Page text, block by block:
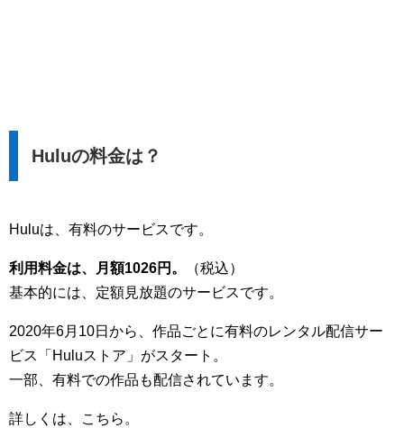
Huluの料金は？
Huluは、有料のサービスです。
利用料金は、月額1026円。
（税込）
基本的には、定額見放題のサービスです。
2020年6月10日から、作品ごとに有料のレンタル配信サー
ビス「Huluストア」がスタート。
一部、有料での作品も配信されています。
詳しくは、こちら。